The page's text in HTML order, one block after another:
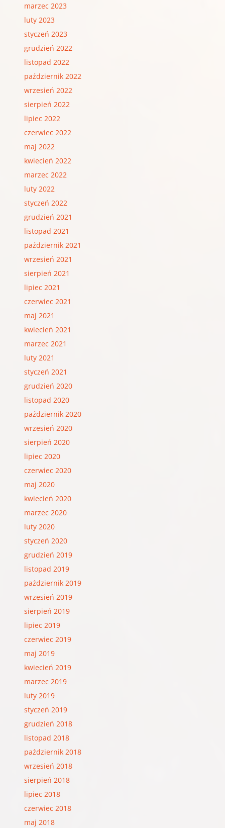
marzec 2023
luty 2023
styczeń 2023
grudzień 2022
listopad 2022
październik 2022
wrzesień 2022
sierpień 2022
lipiec 2022
czerwiec 2022
maj 2022
kwiecień 2022
marzec 2022
luty 2022
styczeń 2022
grudzień 2021
listopad 2021
październik 2021
wrzesień 2021
sierpień 2021
lipiec 2021
czerwiec 2021
maj 2021
kwiecień 2021
marzec 2021
luty 2021
styczeń 2021
grudzień 2020
listopad 2020
październik 2020
wrzesień 2020
sierpień 2020
lipiec 2020
czerwiec 2020
maj 2020
kwiecień 2020
marzec 2020
luty 2020
styczeń 2020
grudzień 2019
listopad 2019
październik 2019
wrzesień 2019
sierpień 2019
lipiec 2019
czerwiec 2019
maj 2019
kwiecień 2019
marzec 2019
luty 2019
styczeń 2019
grudzień 2018
listopad 2018
październik 2018
wrzesień 2018
sierpień 2018
lipiec 2018
czerwiec 2018
maj 2018